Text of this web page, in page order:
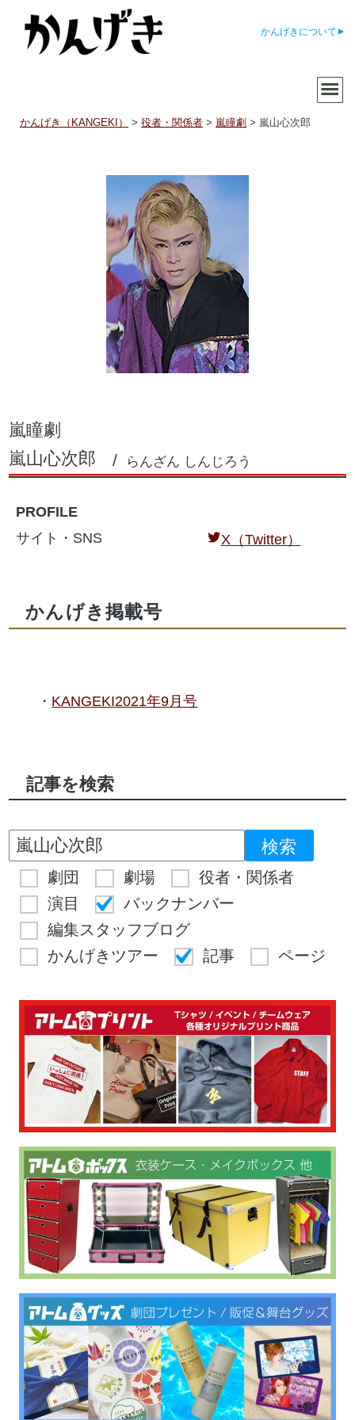
かんげきについて
かんげき（KANGEKI） >役者・関係者 > 嵐瞳劇 > 嵐山心次郎
嵐瞳劇
嵐山心次郎
らんざん しんじろう
PROFILE
サイト・SNS
X（Twitter）
かんげき掲載号
KANGEKI2021年9月号
記事を検索
劇団 劇場
役者・関係者
演目
バックナンバー
編集スタッフブログ
かんげきツアー
記事 ページ